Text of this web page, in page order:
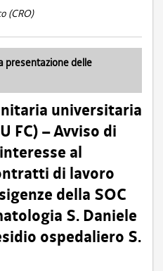
(CRO)
presentazione delle
universitaria
FC) – Avviso di
al
di lavoro
della SOC
S. Daniele
ospedaliero S.